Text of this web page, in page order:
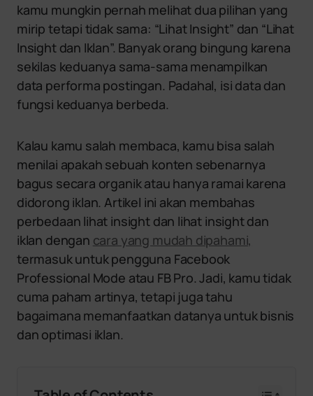
kamu mungkin pernah melihat dua pilihan yang
mirip tetapi tidak sama: “Lihat Insight” dan “Lihat
Insight dan Iklan”. Banyak orang bingung karena
sekilas keduanya sama-sama menampilkan
data performa postingan. Padahal, isi data dan
fungsi keduanya berbeda.
Kalau kamu salah membaca, kamu bisa salah
menilai apakah sebuah konten sebenarnya
bagus secara organik atau hanya ramai karena
didorong iklan. Artikel ini akan membahas
perbedaan lihat insight dan lihat insight dan
iklan dengan cara yang mudah dipahami,
termasuk untuk pengguna Facebook
Professional Mode atau FB Pro. Jadi, kamu tidak
cuma paham artinya, tetapi juga tahu
bagaimana memanfaatkan datanya untuk bisnis
dan optimasi iklan.